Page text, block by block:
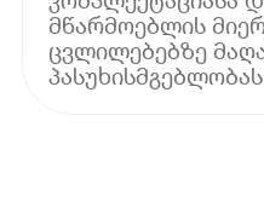
მწარმოებლის
ცვლილებებზე